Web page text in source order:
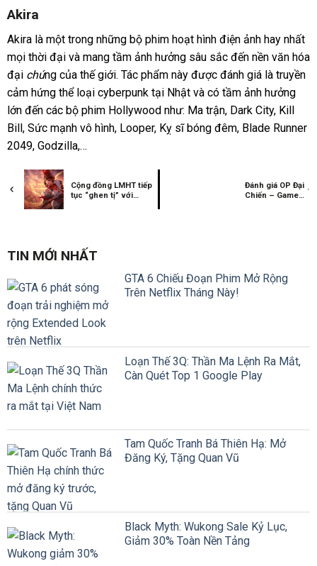
Akira
Akira là một trong những bộ phim hoạt hình điện ảnh hay nhất
mọi thời đại và mang tầm ảnh hưởng sâu sắc đến nền văn hóa
đại chúng của thế giới. Tác phẩm này được đánh giá là truyền
cảm hứng thể loại cyberpunk tại Nhật và có tầm ảnh hưởng
lớn đến các bộ phim Hollywood như: Ma trận, Dark City, Kill
Bill, Sức mạnh vô hình, Looper, Kỵ sĩ bóng đêm, Blade Runner
2049, Godzilla,…
Cộng đồng LMHT tiếp
tục “ghen tị” với
Đánh giá OP Đại
Chiến – Game
TIN MỚI NHẤT
GTA 6 Chiếu Đoạn Phim Mở Rộng
Trên Netflix Tháng Này!
Loạn Thế 3Q: Thần Ma Lệnh Ra Mắt,
Càn Quét Top 1 Google Play
Tam Quốc Tranh Bá Thiên Hạ: Mở
Đăng Ký, Tặng Quan Vũ
Black Myth: Wukong Sale Kỷ Lục,
Giảm 30% Toàn Nền Tảng